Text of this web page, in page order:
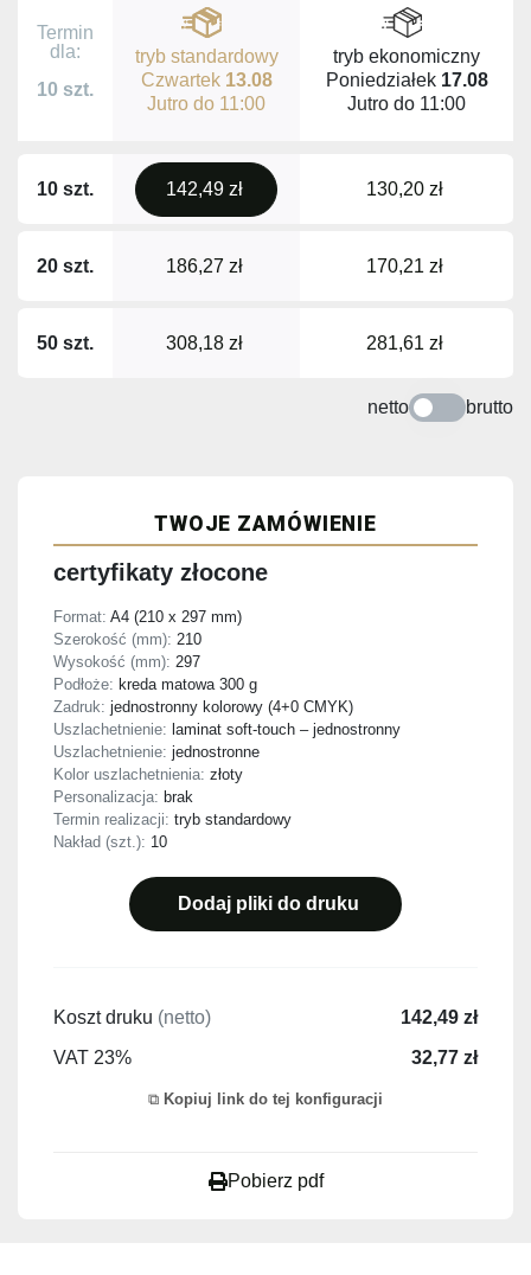
Termin
dla:
10 szt.
tryb standardowy
Czwartek 13.08
Jutro do 11:00
tryb ekonomiczny
Poniedziałek 17.08
Jutro do 11:00
10 szt. 142,49 zł 130,20 zł
20 szt. 186,27 zł 170,21 zł
50 szt. 308,18 zł 281,61 zł
netto brutto
TWOJE ZAMÓWIENIE
certyfikaty złocone
Format: A4 (210 x 297 mm)
Szerokość (mm): 210
Wysokość (mm): 297
Podłoże: kreda matowa 300 g
Zadruk: jednostronny kolorowy (4+0 CMYK)
Uszlachetnienie: laminat soft-touch – jednostronny
Uszlachetnienie: jednostronne
Kolor uszlachetnienia: złoty
Personalizacja: brak
Termin realizacji: tryb standardowy
Nakład (szt.): 10
Dodaj pliki do druku
Koszt druku (netto)
142,49 zł
VAT 23%
32,77 zł
Kopiuj link do tej konfiguracji
Pobierz pdf